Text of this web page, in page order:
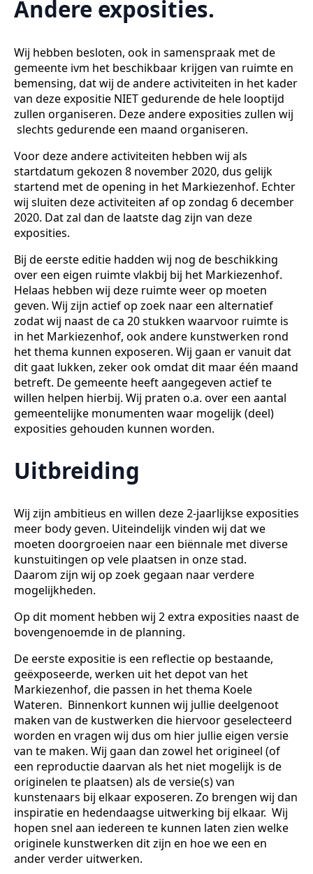
Andere exposities.
Wij hebben besloten, ook in samenspraak met de
gemeente ivm het beschikbaar krijgen van ruimte en
bemensing, dat wij de andere activiteiten in het kader
van deze expositie NIET gedurende de hele looptijd
zullen organiseren. Deze andere exposities zullen wij
slechts gedurende een maand organiseren.
Voor deze andere activiteiten hebben wij als
startdatum gekozen 8 november 2020, dus gelijk
startend met de opening in het Markiezenhof. Echter
wij sluiten deze activiteiten af op zondag 6 december
2020. Dat zal dan de laatste dag zijn van deze
exposities.
Bij de eerste editie hadden wij nog de beschikking
over een eigen ruimte vlakbij bij het Markiezenhof.
Helaas hebben wij deze ruimte weer op moeten
geven. Wij zijn actief op zoek naar een alternatief
zodat wij naast de ca 20 stukken waarvoor ruimte is
in het Markiezenhof, ook andere kunstwerken rond
het thema kunnen exposeren. Wij gaan er vanuit dat
dit gaat lukken, zeker ook omdat dit maar één maand
betreft. De gemeente heeft aangegeven actief te
willen helpen hierbij. Wij praten o.a. over een aantal
gemeentelijke monumenten waar mogelijk (deel)
exposities gehouden kunnen worden.
Uitbreiding
Wij zijn ambitieus en willen deze 2-jaarlijkse exposities
meer body geven. Uiteindelijk vinden wij dat we
moeten doorgroeien naar een biënnale met diverse
kunstuitingen op vele plaatsen in onze stad.
Daarom zijn wij op zoek gegaan naar verdere
mogelijkheden.
Op dit moment hebben wij 2 extra exposities naast de
bovengenoemde in de planning.
De eerste expositie is een reflectie op bestaande,
geëxposeerde, werken uit het depot van het
Markiezenhof, die passen in het thema Koele
Wateren. Binnenkort kunnen wij jullie deelgenoot
maken van de kustwerken die hiervoor geselecteerd
worden en vragen wij dus om hier jullie eigen versie
van te maken. Wij gaan dan zowel het origineel (of
een reproductie daarvan als het niet mogelijk is de
originelen te plaatsen) als de versie(s) van
kunstenaars bij elkaar exposeren. Zo brengen wij dan
inspiratie en hedendaagse uitwerking bij elkaar. Wij
hopen snel aan iedereen te kunnen laten zien welke
originele kunstwerken dit zijn en hoe we een en
ander verder uitwerken.